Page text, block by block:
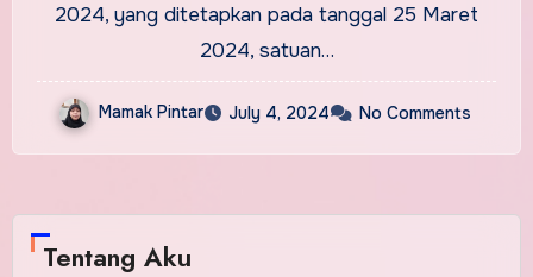
2024, yang ditetapkan pada tanggal 25 Maret
2024, satuan…
Mamak Pintar July 4, 2024 No Comments
Tentang Aku